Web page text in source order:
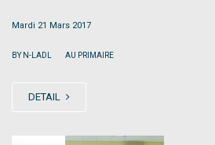
Mardi 21 Mars 2017
BY N-LADL AU PRIMAIRE
DETAIL